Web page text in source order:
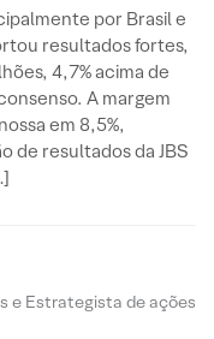
por Brasil e
resultados fortes,
4,7% acima de
A margem
em 8,5%,
de resultados da JBS
e Estrategista de ações